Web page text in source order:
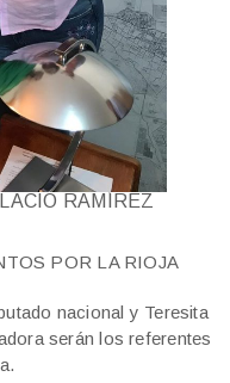
RAMÍREZ
POR LA RIOJA
nacional y Teresita
serán los referentes